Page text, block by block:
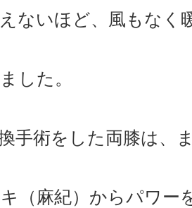
ないほど、風もなく
した。
手術をした両膝は、
（麻紀）からパワー